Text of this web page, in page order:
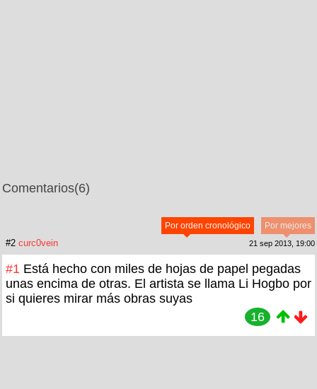
Comentarios(6)
Por mejores
Por orden cronológico
#2 curc0vein 21 sep 2013, 19:00
#1 Está hecho con miles de hojas de papel pegadas
unas encima de otras. El artista se llama Li Hogbo por
si quieres mirar más obras suyas
16